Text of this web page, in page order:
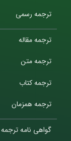
ترجمه رسمی
ترجمه مقاله
ترجمه متن
ترجمه کتاب
ترجمه همزمان
گواهی نامه ترجمه